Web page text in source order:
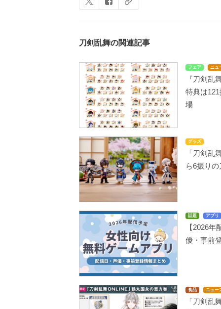
刀剣乱舞の関連記事
フェア ニュ
『刀剣乱
特典は
場
グッズ
「刀剣乱
ら6振り
話題 アプリ
【2026
優・事前
食品 ニュー
「刀剣乱